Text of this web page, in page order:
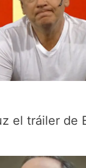
el tráiler de